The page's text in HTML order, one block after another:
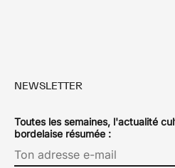
NEWSLETTER
Toutes les semaines, l'actualité
bordelaise résumée :